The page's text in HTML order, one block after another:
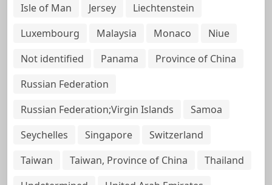
Isle of Man
Jersey
Liechtenstein
Luxembourg
Malaysia Monaco
Niue
Not identified
Panama
Province of China
Russian Federation
Russian Federation;Virgin Islands
Samoa
Seychelles
Singapore
Switzerland
Taiwan
Taiwan, Province of China
Thailand